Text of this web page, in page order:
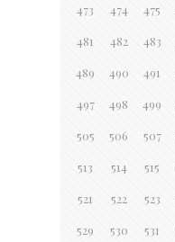
473 474 475
481 482 483
489 490 491
497 498 499
505 506 507
513 514 515
521 522 523
529 530 531